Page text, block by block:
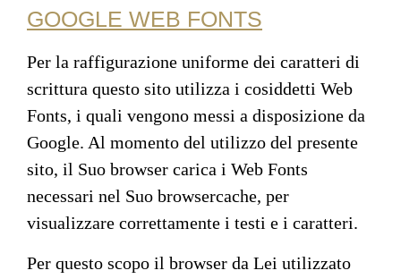
GOOGLE WEB FONTS
Per la raffigurazione uniforme dei caratteri di
scrittura questo sito utilizza i cosiddetti Web
Fonts, i quali vengono messi a disposizione da
Google. Al momento del utilizzo del presente
sito, il Suo browser carica i Web Fonts
necessari nel Suo browsercache, per
visualizzare correttamente i testi e i caratteri.
Per questo scopo il browser da Lei utilizzato